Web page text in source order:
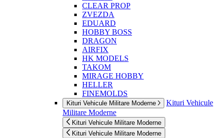
CLEAR PROP
ZVEZDA
EDUARD
HOBBY BOSS
DRAGON
AIRFIX
HK MODELS
TAKOM
MIRAGE HOBBY
HELLER
FINEMOLDS
Kituri Vehicule Militare Moderne
Kituri Vehicule
Militare Moderne
Kituri Vehicule Militare Moderne
Kituri Vehicule Militare Moderne